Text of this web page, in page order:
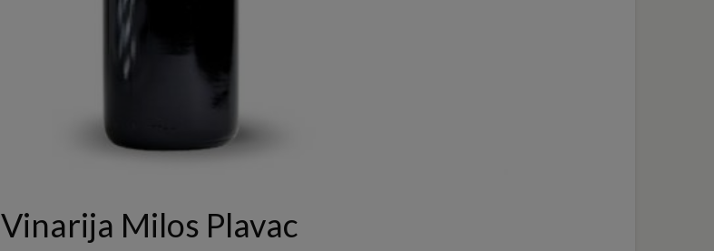
Vinarija Milos Plavac